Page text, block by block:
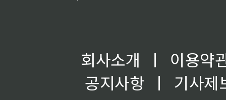
회사소개 ㅣ
이용약
공지사항
ㅣ
기사제